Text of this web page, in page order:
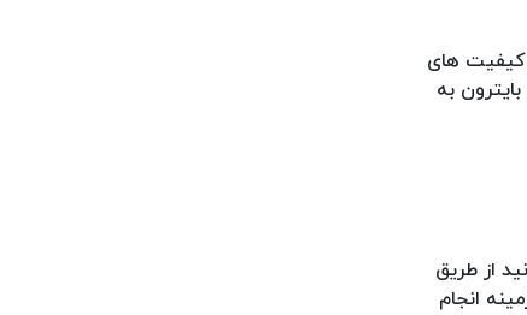
کیفیت های
به
از طریق
انجام